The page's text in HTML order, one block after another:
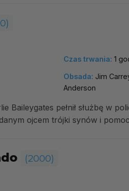
Czas trwania: 1
Obsada: Jim
Anderson
Baileygates pełnił służbę w
ojcem trójki synów i
(2000)